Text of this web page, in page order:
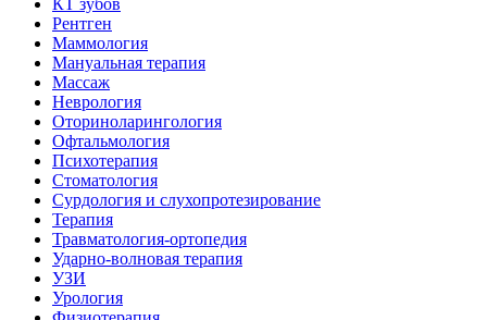
КТ зубов
Рентген
Маммология
Мануальная терапия
Массаж
Неврология
Оториноларингология
Офтальмология
Психотерапия
Стоматология
Сурдология и слухопротезирование
Терапия
Травматология-ортопедия
Ударно-волновая терапия
УЗИ
Урология